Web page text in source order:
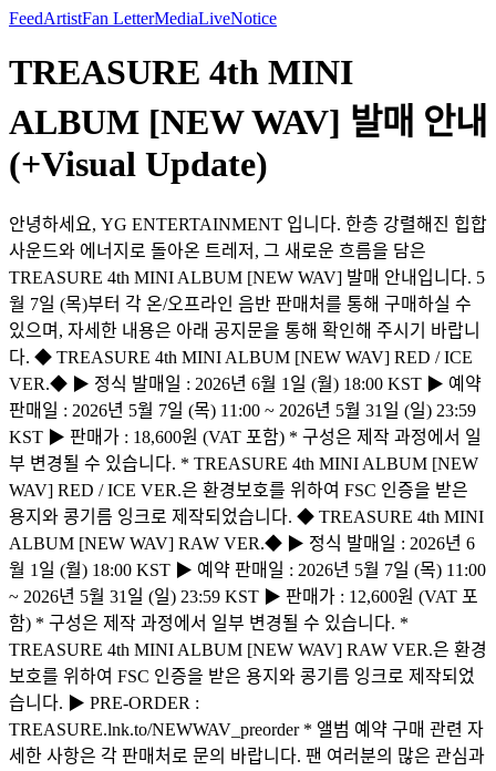
FeedArtistFan LetterMediaLiveNotice
TREASURE 4th MINI
ALBUM [NEW WAV] 발매 안내
(+Visual Update)
안녕하세요, YG ENTERTAINMENT 입니다. 한층 강렬해진 힙합
사운드와 에너지로 돌아온 트레저, 그 새로운 흐름을 담은
TREASURE 4th MINI ALBUM [NEW WAV] 발매 안내입니다. 5
월 7일 (목)부터 각 온/오프라인 음반 판매처를 통해 구매하실 수
있으며, 자세한 내용은 아래 공지문을 통해 확인해 주시기 바랍니
다. ◆ TREASURE 4th MINI ALBUM [NEW WAV] RED / ICE
VER.◆ ▶ 정식 발매일 : 2026년 6월 1일 (월) 18:00 KST ▶ 예약
판매일 : 2026년 5월 7일 (목) 11:00 ~ 2026년 5월 31일 (일) 23:59
KST ▶ 판매가 : 18,600원 (VAT 포함) * 구성은 제작 과정에서 일
부 변경될 수 있습니다. * TREASURE 4th MINI ALBUM [NEW
WAV] RED / ICE VER.은 환경보호를 위하여 FSC 인증을 받은
용지와 콩기름 잉크로 제작되었습니다. ◆ TREASURE 4th MINI
ALBUM [NEW WAV] RAW VER.◆ ▶ 정식 발매일 : 2026년 6
월 1일 (월) 18:00 KST ▶ 예약 판매일 : 2026년 5월 7일 (목) 11:00
~ 2026년 5월 31일 (일) 23:59 KST ▶ 판매가 : 12,600원 (VAT 포
함) * 구성은 제작 과정에서 일부 변경될 수 있습니다. *
TREASURE 4th MINI ALBUM [NEW WAV] RAW VER.은 환경
보호를 위하여 FSC 인증을 받은 용지와 콩기름 잉크로 제작되었
습니다. ▶ PRE-ORDER :
TREASURE.lnk.to/NEWWAV_preorder * 앨범 예약 구매 관련 자
세한 사항은 각 판매처로 문의 바랍니다. 팬 여러분의 많은 관심과